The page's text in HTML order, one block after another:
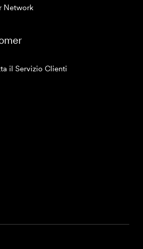
Network
il Servizio Clienti